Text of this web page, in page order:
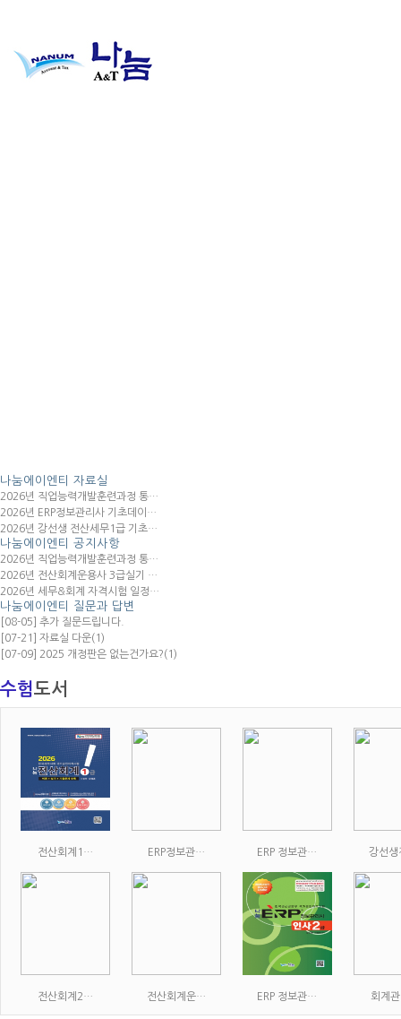
나눔에이엔티 자료실
2026년 직업능력개발훈련과정 통…
2026년 ERP정보관리사 기초데이…
2026년 강선생 전산세무1급 기초…
나눔에이엔티 공지사항
2026년 직업능력개발훈련과정 통…
2026년 전산회계운용사 3급실기 …
2026년 세무&회계 자격시험 일정…
나눔에이엔티 질문과 답변
[08-05] 추가 질문드립니다.
[07-21] 자료실 다운(1)
[07-09] 2025 개정판은 없는건가요?(1)
수험도서
전산회계1… ERP정보관… ERP 정보관… 강선
전산회계2… 전산회계운… ERP 정보관… 회계